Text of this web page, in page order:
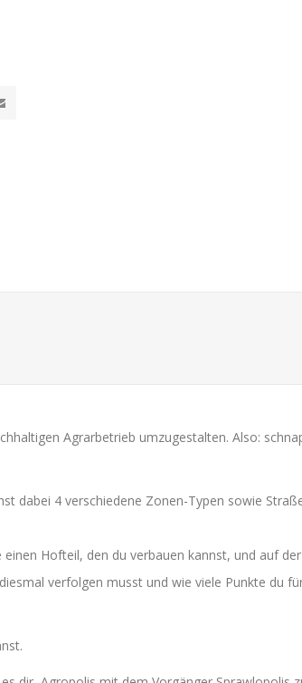
Agrarbetrieb umzugestalten. Also:
dabei 4 verschiedene Zonen-Typen sowie
Hofteil, den du verbauen kannst, und auf der
verfolgen musst und wie viele Punkte du